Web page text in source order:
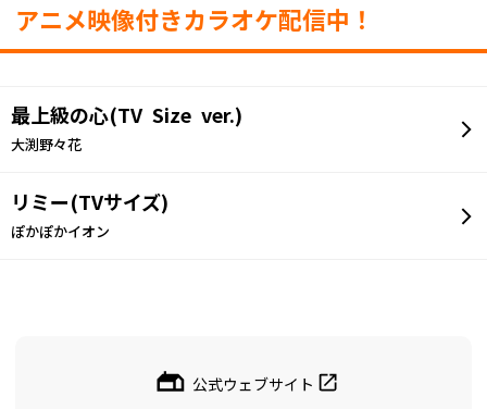
アニメ映像付きカラオケ配信中！
最上級の心(TV Size ver.)
大渕野々花
リミー(TVサイズ)
ぽかぽかイオン
公式ウェブサイト